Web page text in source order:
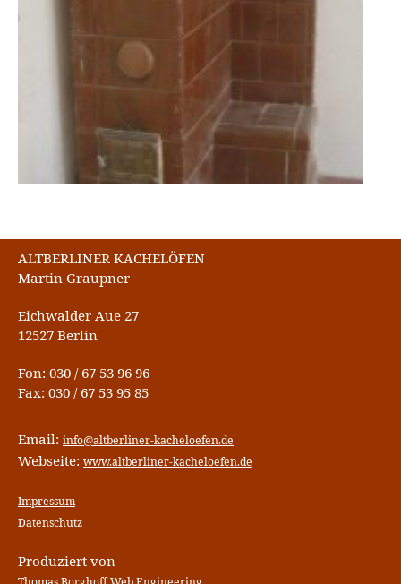
ALTBERLINER KACHELÖFEN
Martin Graupner
Eichwalder Aue 27
12527 Berlin
Fon: 030 / 67 53 96 96
Fax: 030 / 67 53 95 85
Email: info@altberliner-kacheloefen.de
Webseite: www.altberliner-kacheloefen.de
Impressum
Datenschutz
Produziert von